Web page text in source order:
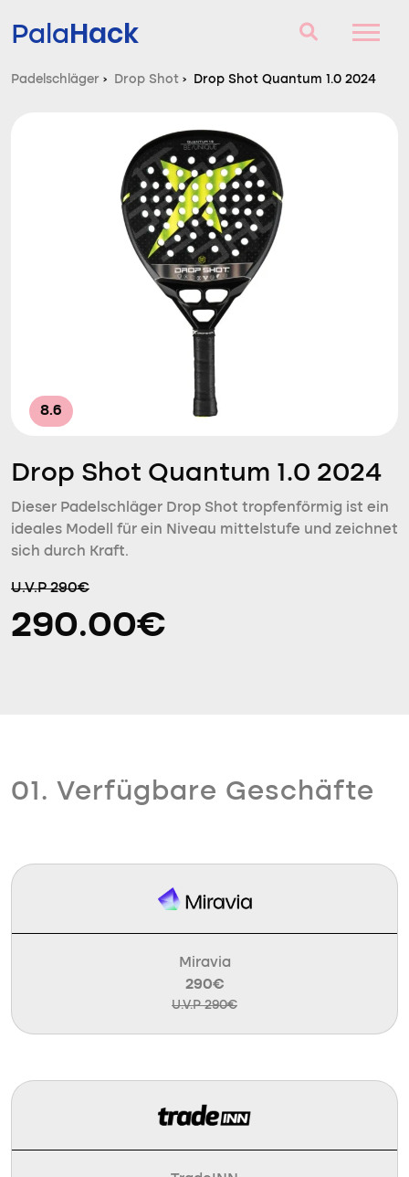
PalaHack
Fragen und Antworten
Vergleich
Padelschläger › Drop Shot › Drop Shot Quantum 1.0 2024
8.6
Drop Shot Quantum 1.0 2024
Dieser Padelschläger Drop Shot tropfenförmig ist ein
ideales Modell für ein Niveau mittelstufe und zeichnet
sich durch Kraft.
U.V.P 290€
290.00€
01. Verfügbare Geschäfte
Miravia
290€
U.V.P 290€